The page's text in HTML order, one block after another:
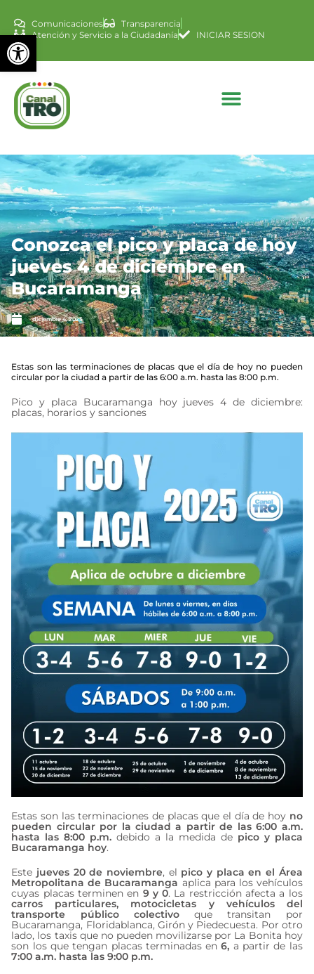
Abrir barra de
Comunicaciones
Transparencia
Atención y Servicio a la Ciudadanía
INICIAR SESION
Conozca el pico y placa de hoy
jueves 4 de diciembre en
Bucaramanga
diciembre 4, 2025
Estas son las terminaciones de placas que el día de hoy no pueden
circular por la ciudad a partir de las 6:00 a.m. hasta las 8:00 p.m.
Pico y placa Bucaramanga hoy jueves 4 de diciembre:
placas, horarios y sanciones
Estas son las terminaciones de placas que el día de hoy no
pueden circular por la ciudad a partir de las 6:00 a.m.
hasta las 8:00 p.m. debido a la medida de pico y placa
Bucaramanga hoy.
Este jueves 20 de noviembre, el pico y placa en el Área
Metropolitana de Bucaramanga aplica para los vehículos
cuyas placas terminen en 9 y 0. La restricción afecta a los
carros particulares, motocicletas y vehículos del
transporte público colectivoque transitan por
Bucaramanga, Floridablanca, Girón y Piedecuesta. Por otro
lado, los taxis que no pueden movilizarse por La Bonita hoy
son los que tengan placas terminadas en6, a partir de las
7:00 a.m. hasta las 9:00 p.m.